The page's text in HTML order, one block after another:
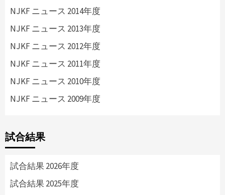
NJKF ニュース 2014年度
NJKF ニュース 2013年度
NJKF ニュース 2012年度
NJKF ニュース 2011年度
NJKF ニュース 2010年度
NJKF ニュース 2009年度
試合結果
試合結果 2026年度
試合結果 2025年度